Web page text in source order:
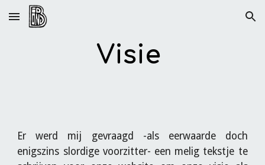
Skip to main content Skip to navigation
Visie
Er werd mij gevraagd -als eerwaarde doch
enigszins slordige voorzitter- een melig tekstje te